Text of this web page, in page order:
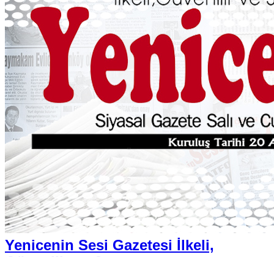
Yenicenin Sesi Gazetesi İlkeli,